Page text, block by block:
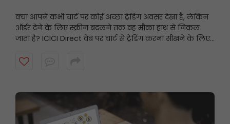
क्या आपने कभी चार्ट पर कोई अच्छा ट्रेडिंग अवसर देखा है, लेकिन
ऑर्डर देने के लिए स्क्रीन बदलने तक वह मौका हाथ से निकल
जाता है? ICICI Direct वेब पर चार्ट से ट्रेडिंग करना सीखने के लिए